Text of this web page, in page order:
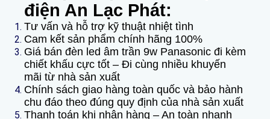
điện An Lạc Phát:
Tư vấn và hỗ trợ kỹ thuật nhiệt tình
Cam kết sản phẩm chính hãng 100%
Giá bán đèn led âm trần 9w Panasonic đi kèm
chiết khấu cực tốt – Đi cùng nhiều khuyến
mãi từ nhà sản xuất
Chính sách giao hàng toàn quốc và bảo hành
chu đáo theo đúng quy định của nhà sản xuất
Thanh toán khi nhận hàng – An toàn nhanh